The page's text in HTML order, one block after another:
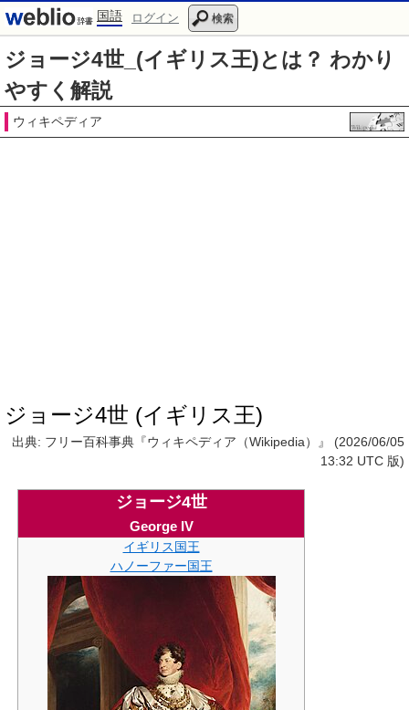
国語 ログイン 検索
ジョージ4世_(イギリス王)とは？ わかり
やすく解説
ウィキペディア
ジョージ4世 (イギリス王)
出典: フリー百科事典『ウィキペディア（Wikipedia）』 (2026/06/05
13:32 UTC 版)
ジョージ4世
George IV
イギリス国王
ハノーファー国王